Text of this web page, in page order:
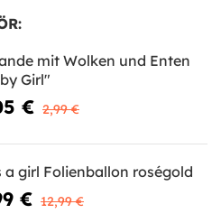
mit Wolken und Enten
Girl"
€ 2,99 €
a girl Folienballon roségold
€ 12,99 €